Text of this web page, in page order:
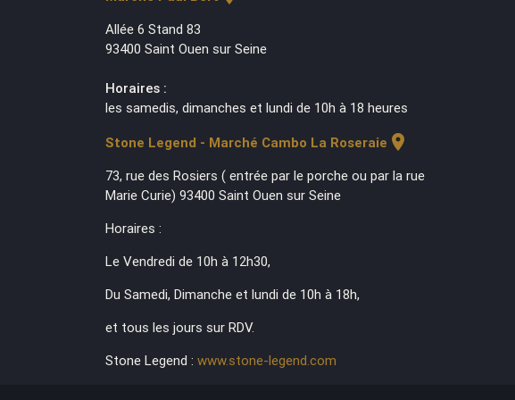
Allée 6 Stand 83
93400 Saint Ouen sur Seine
Horaires :
les samedis, dimanches et lundi de 10h à 18 heures
Stone Legend - Marché Cambo La Roseraie location_on
73, rue des Rosiers ( entrée par le porche ou par la rue
Marie Curie) 93400 Saint Ouen sur Seine
Horaires :
Le Vendredi de 10h à 12h30,
Du Samedi, Dimanche et lundi de 10h à 18h,
et tous les jours sur RDV.
Stone Legend : www.stone-legend.com